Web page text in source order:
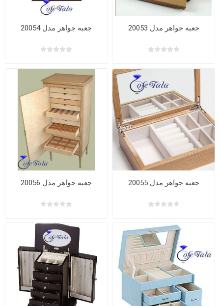
جعبه جواهر مدل 20053 جعبه جواهر مدل 20054
جعبه جواهر مدل 20055 جعبه جواهر مدل 20056